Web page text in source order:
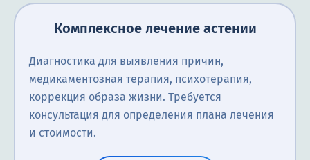
Комплексное лечение астении
Диагностика для выявления причин,
медикаментозная терапия, психотерапия,
коррекция образа жизни. Требуется
консультация для определения плана лечения
и стоимости.